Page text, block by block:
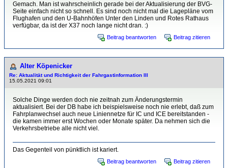
Gemach. Man ist wahrscheinlich gerade bei der Aktualisierung der BVG-
Seite einfach nicht so schnell. Es sind noch nicht mal die Lagepläne vom
Flughafen und den U-Bahnhöfen Unter den Linden und Rotes Rathaus
verfügbar, da ist der X37 noch lange nicht dran. :)
Beitrag beantworten Beitrag zitieren
Alter Köpenicker
Re: Aktualität und Richtigkeit der Fahrgastinformation III
15.05.2021 09:01
Solche Dinge werden doch nie zeitnah zum Änderungstermin
aktualisiert. Bei der DB habe ich beispielsweise noch nie erlebt, daß zum
Fahrplanwechsel auch neue Liniennetze für IC und ICE bereitstanden -
die kamen immer erst Wochen oder Monate später. Da nehmen sich die
Verkehrsbetriebe alle nicht viel.
Das Gegenteil von pünktlich ist kariert.
Beitrag beantworten Beitrag zitieren